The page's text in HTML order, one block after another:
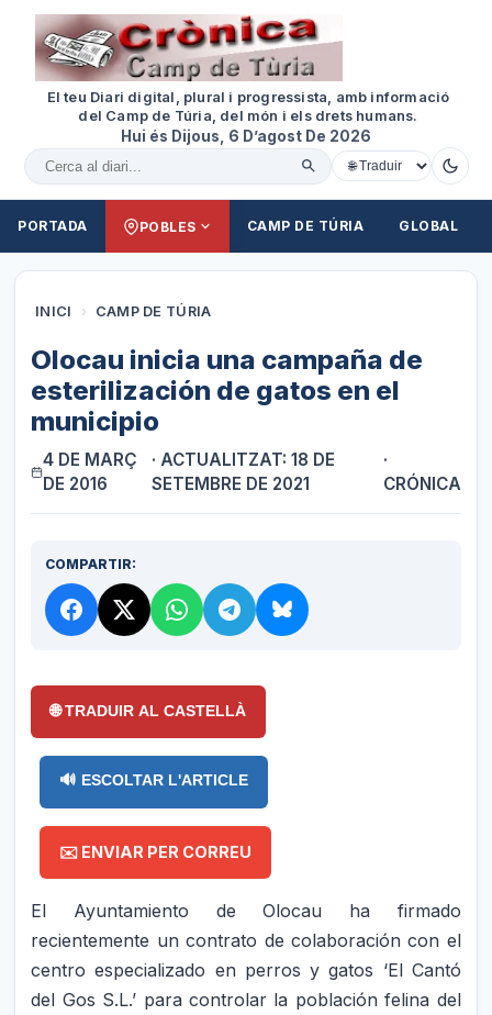
El teu Diari digital, plural i progressista, amb informació
del Camp de Túria, del món i els drets humans.
Hui és Dijous, 6 D’agost De 2026
Cercar al diari
PORTADA POBLES CAMP DE TÚRIA GLOBAL
INICI › CAMP DE TÚRIA
Olocau inicia una campaña de
esterilización de gatos en el
municipio
4 DE MARÇ
DE 2016
· ACTUALITZAT: 18 DE
SETEMBRE DE 2021
·
CRÓNICA
COMPARTIR:
🌐 TRADUIR AL CASTELLÀ
🔊 ESCOLTAR L'ARTICLE
✉️ ENVIAR PER CORREU
El Ayuntamiento de Olocau ha firmado
recientemente un contrato de colaboración con el
centro especializado en perros y gatos ‘El Cantó
del Gos S.L.’ para controlar la población felina del